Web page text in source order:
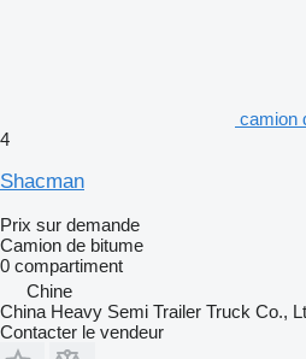
camion
4
Shacman
Prix sur demande
Camion de bitume
0 compartiment
Chine
China Heavy Semi Trailer Truck Co.,
Contacter le vendeur